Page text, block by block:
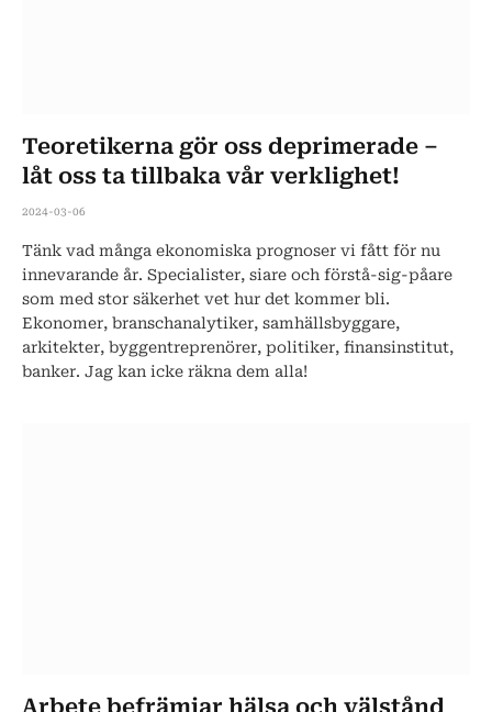
Teoretikerna gör oss deprimerade –
låt oss ta tillbaka vår verklighet!
2024-03-06
Tänk vad många ekonomiska prognoser vi fått för nu
innevarande år. Specialister, siare och förstå-sig-påare
som med stor säkerhet vet hur det kommer bli.
Ekonomer, branschanalytiker, samhällsbyggare,
arkitekter, byggentreprenörer, politiker, finansinstitut,
banker. Jag kan icke räkna dem alla!
Arbete befrämjar hälsa och välstånd